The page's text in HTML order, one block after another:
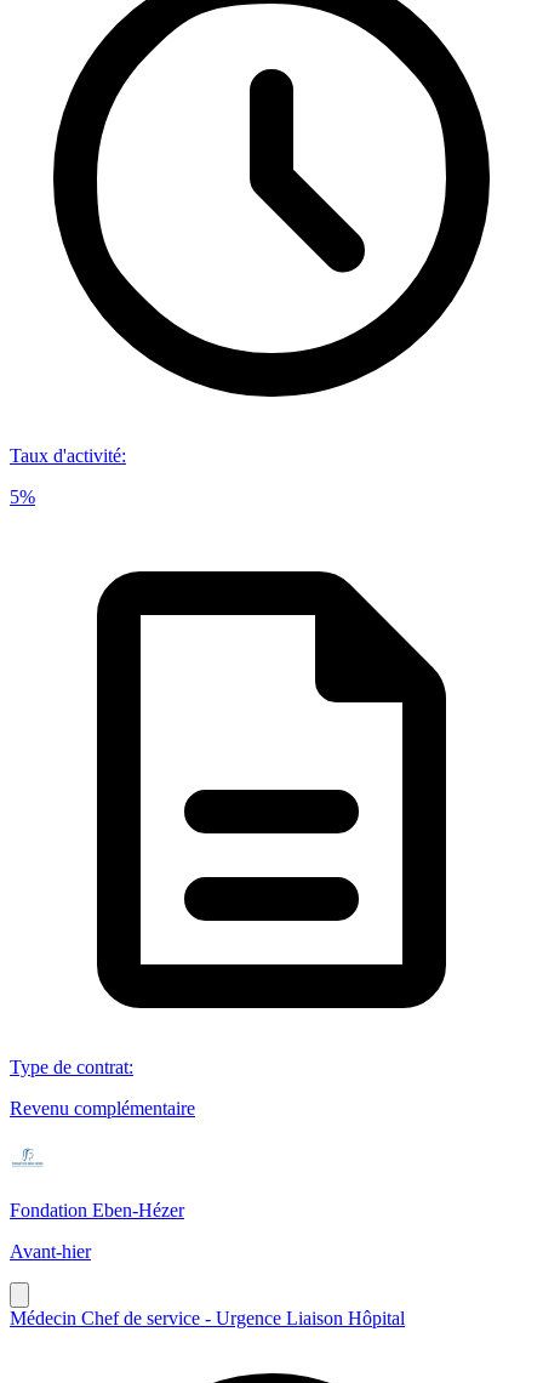
Taux d'activité:
5%
Type de contrat:
Revenu complémentaire
Fondation Eben-Hézer
Avant-hier
Médecin Chef de service - Urgence Liaison Hôpital